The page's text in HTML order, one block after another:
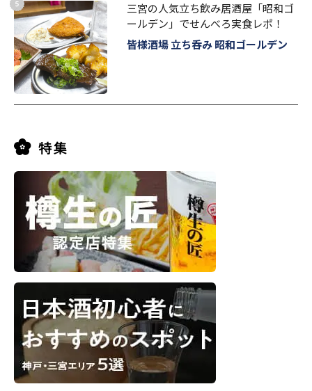
三宮の人気立ち飲み居酒屋「昭和ゴ
ールデン」でせんべろ実食レポ！
皆様酒場 立ち呑み 昭和ゴールデン